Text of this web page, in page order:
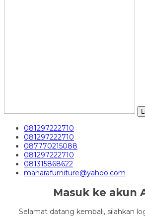
081297222710
081297222710
087770215088
081297222710
081315868622
manarafurniture@yahoo.com
Masuk ke akun
Selamat datang kembali, silahkan